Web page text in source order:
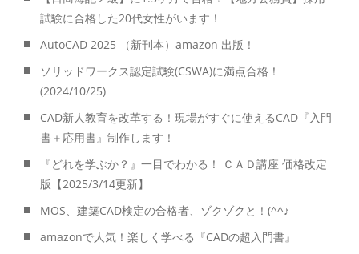
試験に合格した20代女性がいます！
AutoCAD 2025 （新刊本）amazon 出版！
ソリッドワークス認定試験(CSWA)に満点合格！
(2024/10/25)
CAD新人教育を改革する！現場がすぐに使えるCAD『入門
書＋応用書』制作します！
『どれを学ぶか？』一目でわかる！ ＣＡＤ講座 価格改定
版【2025/3/14更新】
MOS、建築CAD検定の合格者、ゾクゾクと！(^^♪
amazonで人気！楽しく学べる『CADの超入門書』